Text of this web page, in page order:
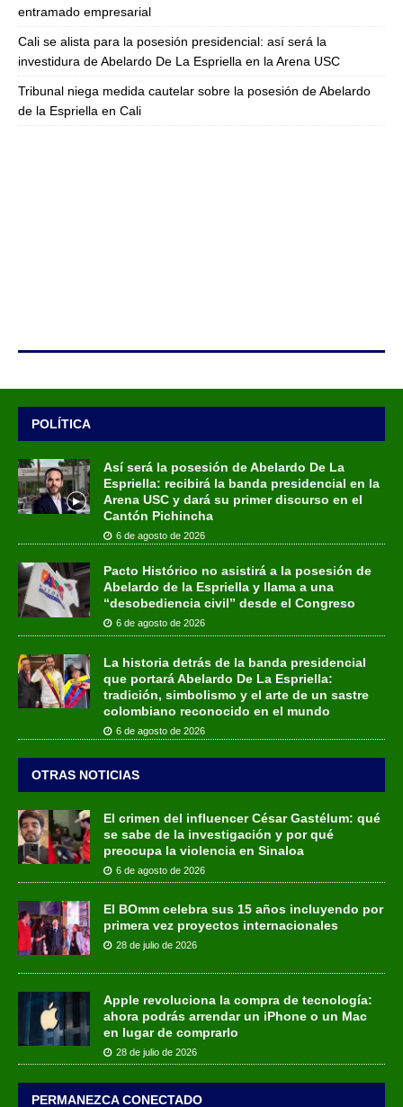
entramado empresarial
Cali se alista para la posesión presidencial: así será la
investidura de Abelardo De La Espriella en la Arena USC
Tribunal niega medida cautelar sobre la posesión de Abelardo
de la Espriella en Cali
POLÍTICA
Así será la posesión de Abelardo De La
Espriella: recibirá la banda presidencial en la
Arena USC y dará su primer discurso en el
Cantón Pichincha
6 de agosto de 2026
Pacto Histórico no asistirá a la posesión de
Abelardo de la Espriella y llama a una
“desobediencia civil” desde el Congreso
6 de agosto de 2026
La historia detrás de la banda presidencial
que portará Abelardo De La Espriella:
tradición, simbolismo y el arte de un sastre
colombiano reconocido en el mundo
6 de agosto de 2026
OTRAS NOTICIAS
El crimen del influencer César Gastélum: qué
se sabe de la investigación y por qué
preocupa la violencia en Sinaloa
6 de agosto de 2026
El BOmm celebra sus 15 años incluyendo por
primera vez proyectos internacionales
28 de julio de 2026
Apple revoluciona la compra de tecnología:
ahora podrás arrendar un iPhone o un Mac
en lugar de comprarlo
28 de julio de 2026
PERMANEZCA CONECTADO